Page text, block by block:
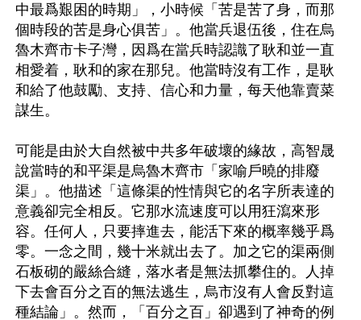
中最爲艱困的時期」，小時候「苦是苦了身，而那
個時段的苦是身心俱苦」。他當兵退伍後，住在烏
魯木齊市卡子灣，因爲在當兵時認識了耿和並一直
相愛着，耿和的家在那兒。他當時沒有工作，是耿
和給了他鼓勵、支持、信心和力量，每天他靠賣菜
謀生。
可能是由於大自然被中共多年破壞的緣故，高智晟
說當時的和平渠是烏魯木齊市「家喻戶曉的排廢
渠」。他描述「這條渠的性情與它的名字所表達的
意義卻完全相反。它那水流速度可以用狂瀉來形
容。任何人，只要摔進去，能活下來的概率幾乎爲
零。一念之間，幾十米就出去了。加之它的渠兩側
石板砌的嚴絲合縫，落水者是無法抓攀住的。人掉
下去會百分之百的無法逃生，烏市沒有人會反對這
種結論」。然而，「百分之百」卻遇到了神奇的例